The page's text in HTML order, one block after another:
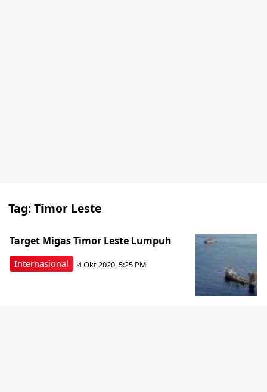
Tag:Timor Leste
Internasional
Target Migas Timor Leste Lumpuh
4 Okt 2020, 5:25 PM